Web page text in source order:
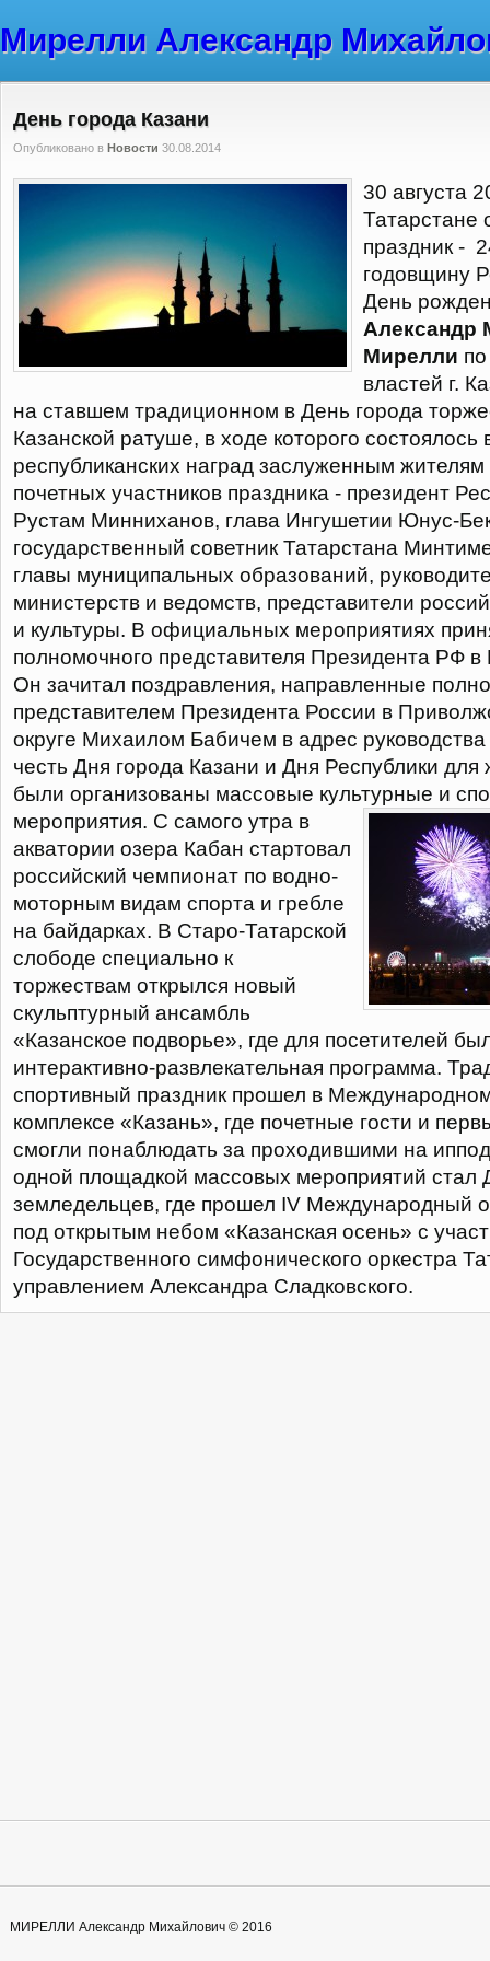
Мирелли Александр
День города Казани
Опубликовано в Новости 30.08.2014
30 августа
Татарстане
праздник -
годовщину
День
Александр
Мирелли
властей г.
на ставшем традиционном в День города
Казанской ратуше, в ходе которого состоялось
республиканских наград заслуженным
почетных участников праздника - президент
Рустам Минниханов, глава Ингушетии Юнус-
государственный советник Татарстана
главы муниципальных образований,
министерств и ведомств, представители
и культуры. В официальных мероприятиях
полномочного представителя Президента РФ
Он зачитал поздравления, направленные
представителем Президента России в
округе Михаилом Бабичем в адрес
честь Дня города Казани и Дня Республики для
были организованы массовые культурные и
мероприятия. С самого утра в
акватории озера Кабан стартовал
российский чемпионат по водно-
моторным видам спорта и гребле
на байдарках. В Старо-Татарской
слободе специально к
торжествам открылся новый
скульптурный ансамбль
«Казанское подворье», где для посетителей
интерактивно-развлекательная программа.
спортивный праздник прошел в
комплексе «Казань», где почетные гости и
смогли понаблюдать за проходившими на
одной площадкой массовых мероприятий стал
земледельцев, где прошел IV Международный
под открытым небом «Казанская осень» с
Государственного симфонического оркестра
управлением Александра Сладковского.
МИРЕЛЛИ Александр Михайлович © 2016